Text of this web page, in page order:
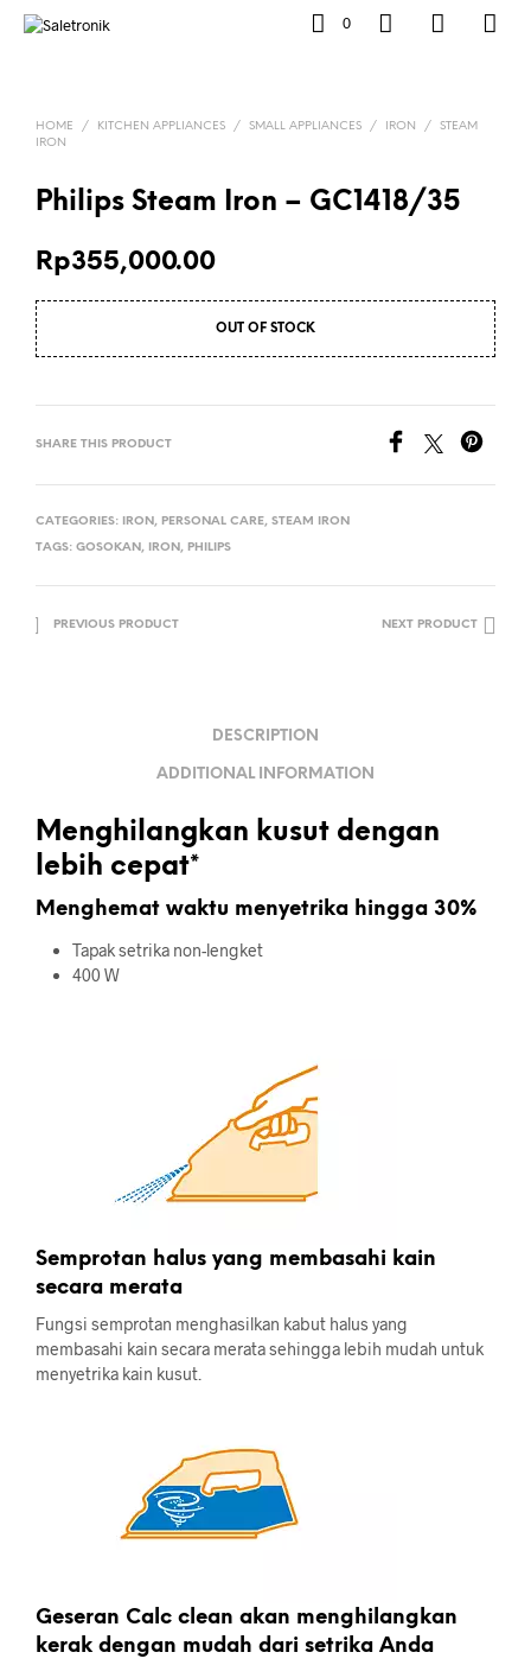
0
HOME / KITCHEN APPLIANCES / SMALL APPLIANCES / IRON /
STEAM
IRON
Philips Steam Iron – GC1418/35
Rp355,000.00
OUT OF STOCK
SHARE THIS PRODUCT
CATEGORIES: IRON , PERSONAL CARE, STEAM IRON
TAGS: GOSOKAN , IRON , PHILIPS
PREVIOUS PRODUCT NEXT PRODUCT
DESCRIPTION
ADDITIONAL INFORMATION
Menghilangkan kusut dengan
lebih cepat*
Menghemat waktu menyetrika hingga 30%
Tapak setrika non-lengket
400 W
Semprotan halus yang membasahi kain
secara merata
Fungsi semprotan menghasilkan kabut halus yang
membasahi kain secara merata sehingga lebih mudah untuk
menyetrika kain kusut.
Geseran Calc clean akan menghilangkan
kerak dengan mudah dari setrika Anda